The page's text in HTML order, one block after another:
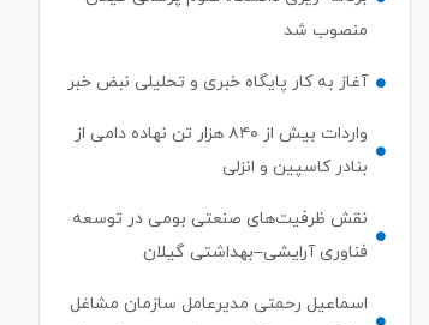
منصوب شد
آغاز به کار پایگاه خبری و تحلیلی نبض خبر
واردات بیش از ۸۴۰ هزار تن نهاده دامی از
بنادر كاسپین و انزلی
نقش ظرفیت‌های صنعتی بومی در توسعه
فناوری آرایشی–بهداشتی گیلان
اسماعیل رحمتی مدیرعامل سازمان مشاغل